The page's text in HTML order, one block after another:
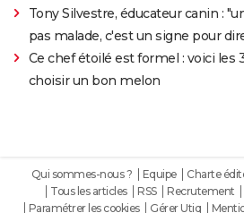
Tony Silvestre, éducateur canin :
pas malade, c'est un signe pour
Ce chef étoilé est formel : voici les
choisir un bon melon
Qui sommes-nous ? Equipe Charte
Tous les articles
RSS Recrutement
Paramétrer les cookies
Gérer Utiq